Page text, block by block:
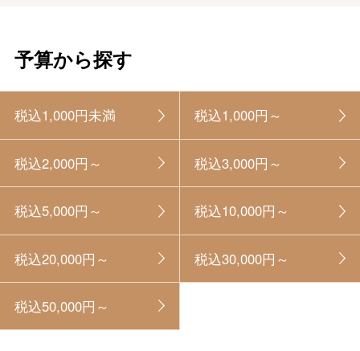
予算から探す
税込1,000円未満 税込1,000円～
税込2,000円～ 税込3,000円～
税込5,000円～ 税込10,000円～
税込20,000円～ 税込30,000円～
税込50,000円～